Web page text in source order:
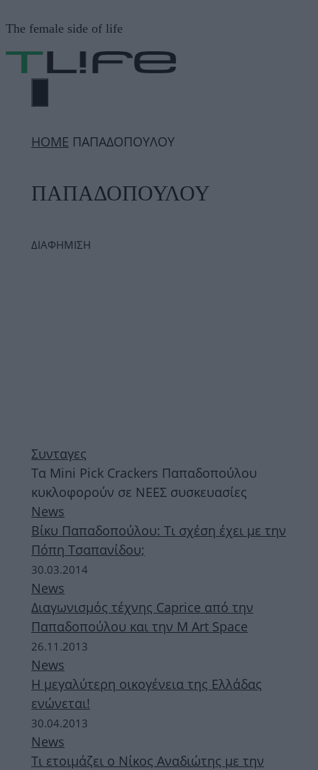
σε
περιεχόμενο
The female side of life
ΜΕΝΟΎ
ΗΟΜΕ ΠΑΠΑΔΟΠΟΥΛΟΥ
ΠΑΠΑΔΟΠΟΥΛΟΥ
ΔΙΑΦΗΜΙΣΗ
Συνταγες
Τα Mini Pick Crackers Παπαδοπούλου
κυκλοφορούν σε ΝΕΕΣ συσκευασίες
News
Βίκυ Παπαδοπούλου: Τι σχέση έχει με την
Πόπη Τσαπανίδου;
30.03.2014
News
Διαγωνισμός τέχνης Caprice από την
Παπαδοπούλου και την M Art Space
26.11.2013
News
Η μεγαλύτερη οικογένεια της Ελλάδας
ενώνεται!
30.04.2013
News
Τι ετοιμάζει ο Νίκος Αναδιώτης με την